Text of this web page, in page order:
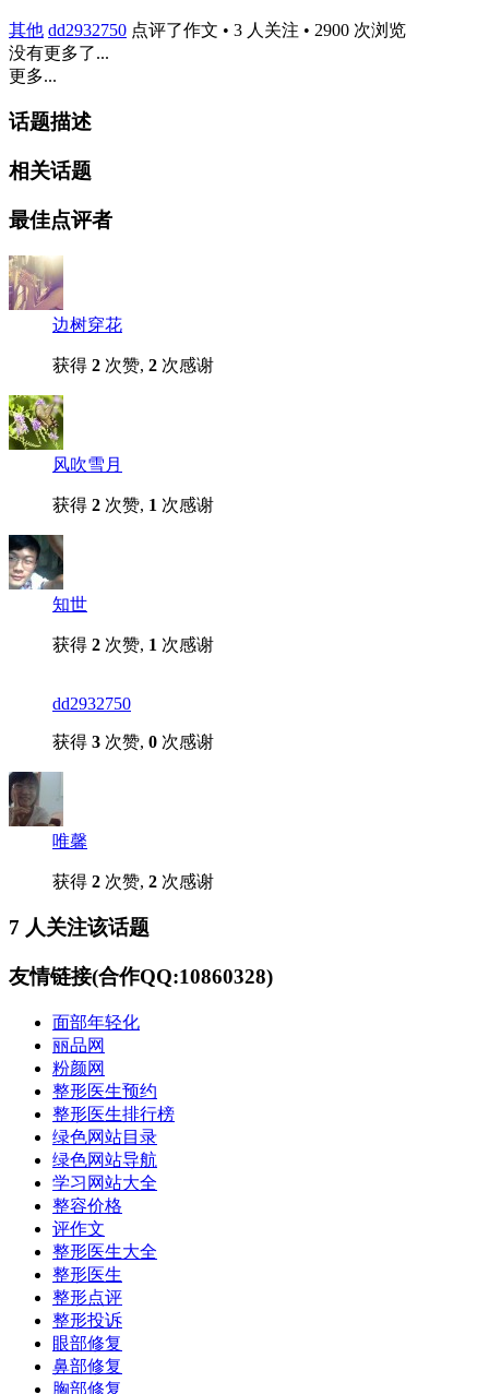
其他 dd2932750 点评了作文 • 3 人关注 • 2900 次浏览
没有更多了...
更多...
话题描述
相关话题
最佳点评者
边树穿花
获得 2 次赞, 2 次感谢
风吹雪月
获得 2 次赞, 1 次感谢
知世
获得 2 次赞, 1 次感谢
dd2932750
获得 3 次赞, 0 次感谢
唯馨
获得 2 次赞, 2 次感谢
7 人关注该话题
友情链接(合作QQ:10860328)
面部年轻化
丽品网
粉颜网
整形医生预约
整形医生排行榜
绿色网站目录
绿色网站导航
学习网站大全
整容价格
评作文
整形医生大全
整形医生
整形点评
整形投诉
眼部修复
鼻部修复
胸部修复